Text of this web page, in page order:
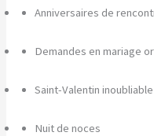
Anniversaires de
Demandes en mariage
Saint-Valentin inoubliable
Nuit de noces